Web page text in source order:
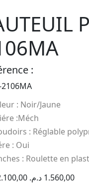
:
2106MA
: Noir/Jaune
:Méch
: Réglable
: Oui
: Roulette en
1.560,00 د.م.